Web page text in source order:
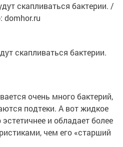
скапливаться бактерии.
очень много бактерий,
подтеки. А вот жидкое
и обладает более
чем его «старший